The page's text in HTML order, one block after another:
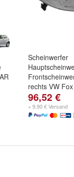
Scheinwerfer
rechts VW
96,52 €
+ 9,90 € Versand